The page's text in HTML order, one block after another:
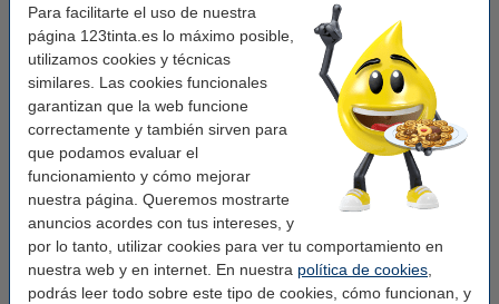
Para facilitarte el uso de nuestra
página 123tinta.es lo máximo posible,
utilizamos cookies y técnicas
similares. Las cookies funcionales
garantizan que la web funcione
correctamente y también sirven para
que podamos evaluar el
funcionamiento y cómo mejorar
nuestra página. Queremos mostrarte
anuncios acordes con tus intereses, y
por lo tanto, utilizar cookies para ver tu comportamiento en
nuestra web y en internet. En nuestra política de cookies
podrás leer todo sobre este tipo de cookies, cómo funcionan, y
Milan Bolsa Porta Alimentos Rosa Isotérmica
con Fiambrera 1,5 litros
10,50 €
Milan Bolsa Porta Alimentos Rosa Isotérmica
con 3 Fiambreras 3,9 litros
19,50 €
Descubre otras opciones Milan:
Milan Lava Botella isotérmica de acero
inoxidable de 591 ml verde
14,50 €